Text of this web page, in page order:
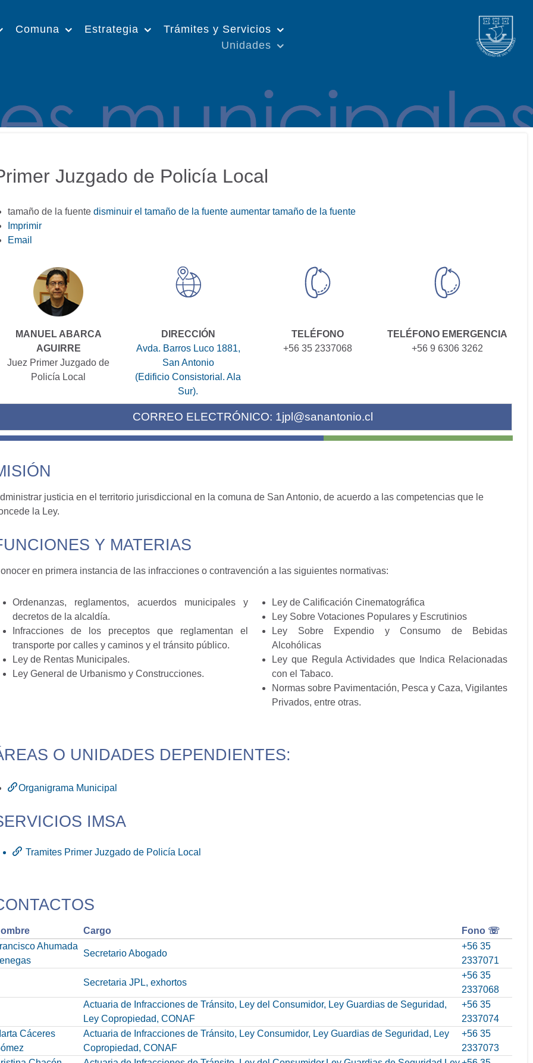
Comuna Estrategia
Trámites y Servicios
Unidades
Juzgado de Policía Local
tamaño de la fuente disminuir el tamaño de la fuente aumentar tamaño de la fuente
Imprimir
Email
MANUEL ABARCA
AGUIRRE
Juez Primer Juzgado de
Policía Local
DIRECCIÓN
Avda. Barros Luco 1881,
San Antonio
(Edificio Consistorial. Ala
Sur).
TELÉFONO
+56 35 2337068
TELÉFONO EMERGENCIA
+56 9 6306 3262
CORREO ELECTRÓNICO: 1jpl@sanantonio.cl
justicia en el territorio jurisdiccional en la comuna de San Antonio, de acuerdo a las competencias que le
la Ley.
Y MATERIAS
en primera instancia de las infracciones o contravención a las siguientes normativas:
Ordenanzas, reglamentos, acuerdos municipales y
decretos de la alcaldía.
Infracciones de los preceptos que reglamentan el
transporte por calles y caminos y el tránsito público.
Ley de Rentas Municipales.
Ley General de Urbanismo y Construcciones.
Ley de Calificación Cinematográfica
Ley Sobre Votaciones Populares y Escrutinios
Ley Sobre Expendio y Consumo de Bebidas
Alcohólicas
Ley que Regula Actividades que Indica Relacionadas
con el Tabaco.
Normas sobre Pavimentación, Pesca y Caza, Vigilantes
Privados, entre otras.
O UNIDADES DEPENDIENTES:
Organigrama Municipal
IMSA
Tramites Primer Juzgado de Policía Local
Cargo
Fono ☏
Ahumada
Secretario Abogado
+56 35
2337071
Secretaria JPL, exhortos
+56 35
2337068
Actuaria de Infracciones de Tránsito, Ley del Consumidor, Ley Guardias de Seguridad,
Ley Copropiedad, CONAF
+56 35
2337074
Cáceres
Actuaria de Infracciones de Tránsito, Ley Consumidor, Ley Guardias de Seguridad, Ley
Copropiedad, CONAF
+56 35
2337073